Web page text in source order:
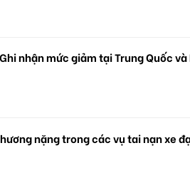
nhận mức giảm tại Trung Quốc
nặng trong các vụ tai nạn xe